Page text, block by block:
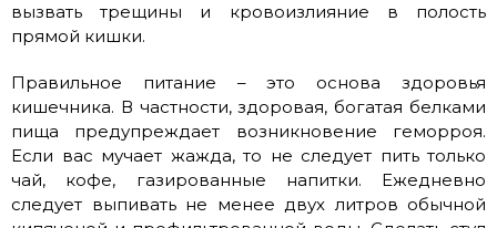
вызвать трещины и кровоизлияние в полость
прямой кишки.
Правильное питание – это основа здоровья
кишечника. В частности, здоровая, богатая белками
пища предупреждает возникновение геморроя.
Если вас мучает жажда, то не следует пить только
чай, кофе, газированные напитки. Ежедневно
следует выпивать не менее двух литров обычной